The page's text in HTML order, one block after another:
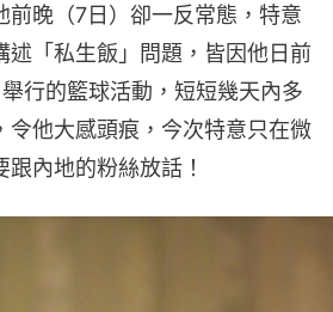
前晚（7日）卻一反常態，特意
述「私生飯」問題，皆因他日前
行的籃球活動，短短幾天內多
令他大感頭痕，今次特意只在微
內地的粉絲放話！